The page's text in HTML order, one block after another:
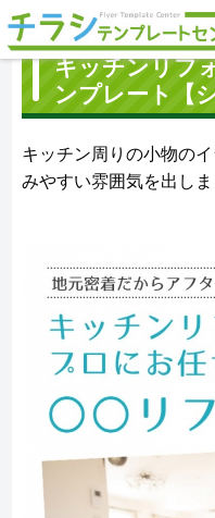
キッチンリフ
ンプレート【
キッチン周りの小物の
みやすい雰囲気を出しま